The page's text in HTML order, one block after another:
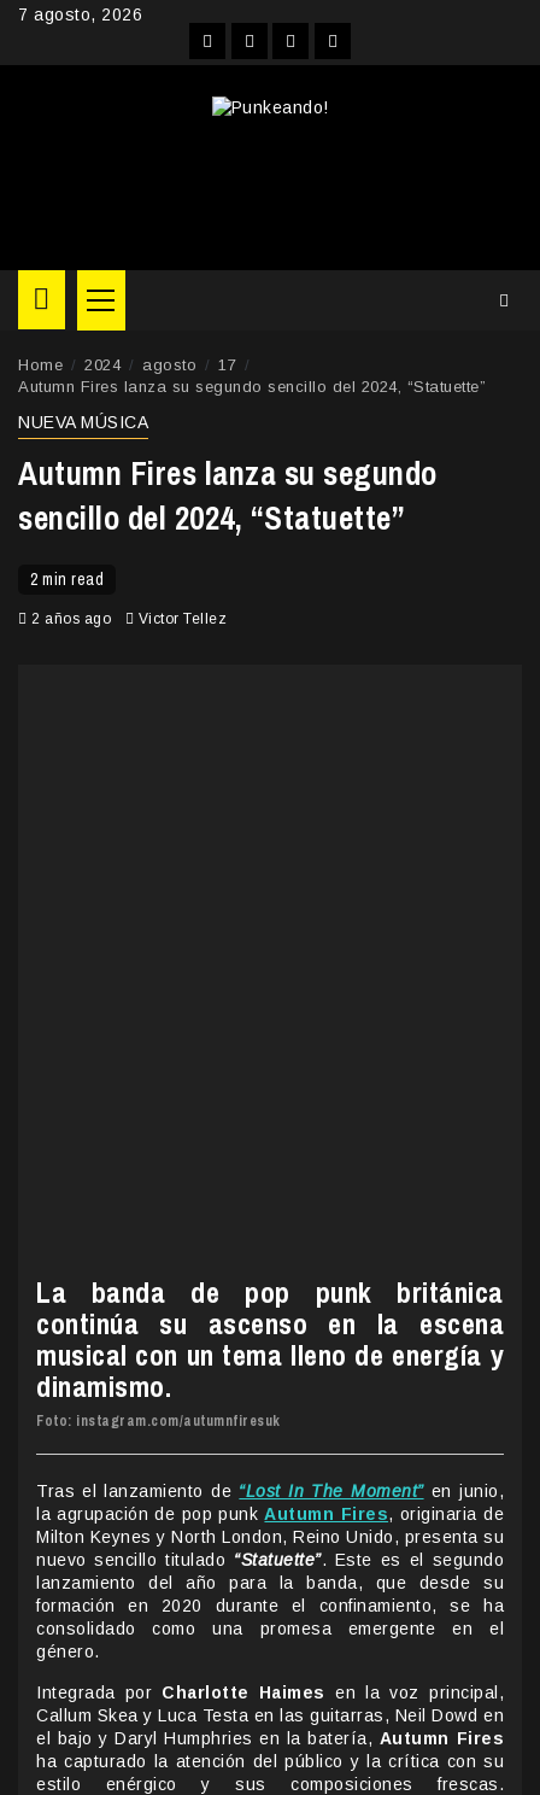
Skip7 agosto, 2026
FacebookInstagram
YouTubeTwitter
Primary
Menu
Home 2024 agosto
17
Autumn Fires lanza su segundo sencillo del 2024, “Statuette”
NUEVA MÚSICA
Autumn Fires lanza su segundo
sencillo del 2024, “Statuette”
2 min read
2 años ago Victor Tellez
La banda de pop punk británica
continúa su ascenso en la escena
musical con un tema lleno de energía y
dinamismo.
Foto: instagram.com/autumnfiresuk
Tras el lanzamiento de “Lost In The Moment”en junio,
la agrupación de pop punk Autumn Fires, originaria de
Milton Keynes y North London, Reino Unido, presenta su
nuevo sencillo titulado “Statuette”. Este es el segundo
lanzamiento del año para la banda, que desde su
formación en 2020 durante el confinamiento, se ha
consolidado como una promesa emergente en el
género.
Integrada por Charlotte Haimes
en la voz principal,
Callum Skea y Luca Testa en las guitarras, Neil Dowd en
el bajo y Daryl Humphries en la batería, Autumn Fires
ha capturado la atención del público y la crítica con su
estilo enérgico y sus composiciones frescas.